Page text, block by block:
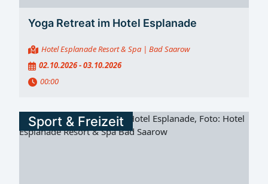
Yoga Retreat im Hotel Esplanade
Hotel Esplanade Resort & Spa | Bad Saarow
02.10.2026 - 03.10.2026
00:00
Sport & Freizeit